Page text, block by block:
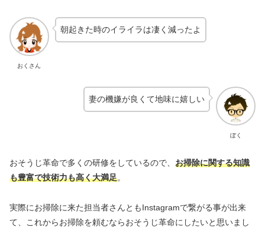
おくさん
朝起きた時のイライラは凄く減ったよ
ぼく
妻の機嫌が良くて地味に嬉しい
おそうじ革命で多くの研修をしているので、 お掃除に関する知識
も豊富で技術力も高く大満足。
実際にお掃除に来た担当者さんともInstagramで繋がる事が出来
て、これからお掃除を頼むならおそうじ革命にしたいと思いまし